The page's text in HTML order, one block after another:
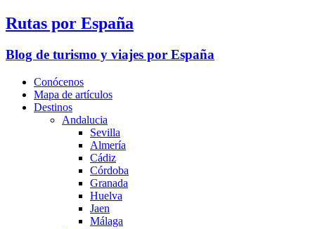
Rutas por España
Blog de turismo y viajes por España
Conócenos
Mapa de artículos
Destinos
Andalucia
Sevilla
Almería
Cádiz
Córdoba
Granada
Huelva
Jaen
Málaga